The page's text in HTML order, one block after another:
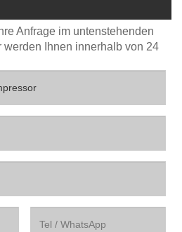
Anfrage im untenstehenden
werden Ihnen innerhalb von 24